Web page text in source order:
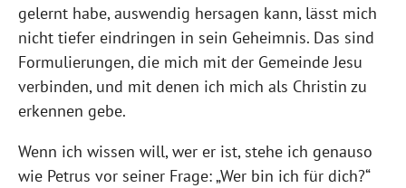
gelernt habe, auswendig hersagen kann, lässt mich
nicht tiefer eindringen in sein Geheimnis. Das sind
Formulierungen, die mich mit der Gemeinde Jesu
verbinden, und mit denen ich mich als Christin zu
erkennen gebe.
Wenn ich wissen will, wer er ist, stehe ich genauso
wie Petrus vor seiner Frage: „Wer bin ich für dich?“